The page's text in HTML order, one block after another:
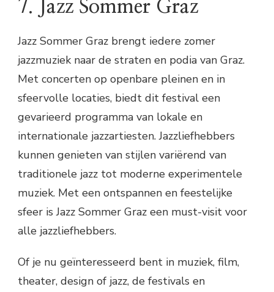
7. Jazz Sommer Graz
Jazz Sommer Graz brengt iedere zomer
jazzmuziek naar de straten en podia van Graz.
Met concerten op openbare pleinen en in
sfeervolle locaties, biedt dit festival een
gevarieerd programma van lokale en
internationale jazzartiesten. Jazzliefhebbers
kunnen genieten van stijlen variërend van
traditionele jazz tot moderne experimentele
muziek. Met een ontspannen en feestelijke
sfeer is Jazz Sommer Graz een must-visit voor
alle jazzliefhebbers.
Of je nu geïnteresseerd bent in muziek, film,
theater, design of jazz, de festivals en